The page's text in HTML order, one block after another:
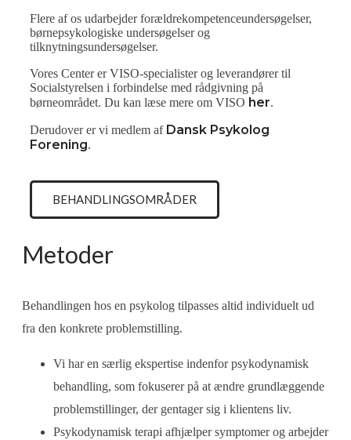
Flere af os udarbejder forældrekompetenceundersøgelser,
børnepsykologiske undersøgelser og
tilknytningsundersøgelser.
Vores Center er VISO-specialister og leverandører til
Socialstyrelsen i forbindelse med rådgivning på
børneområdet. Du kan læse mere om VISO her.
Derudover er vi medlem af Dansk Psykolog
Forening.
BEHANDLINGSOMRÅDER
Metoder
Behandlingen hos en psykolog tilpasses altid individuelt ud
fra den konkrete problemstilling.
​​Vi har en særlig ekspertise indenfor psykodynamisk
behandling, som fokuserer på at ændre grundlæggende
problemstillinger, der gentager sig i klientens liv.
​Psykodynamisk terapi afhjælper symptomer og arbejder